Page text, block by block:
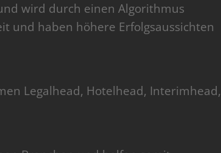
wird durch einen Algorithmus
und haben höhere Erfolgsaussichten
Legalhead, Hotelhead, Interimhead,